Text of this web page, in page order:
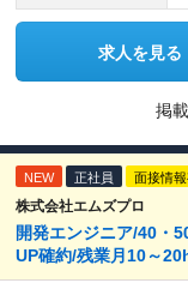
求人を見る
掲
NEW 正社員 面接情
株式会社エムズプロ
開発エンジニア/40・
UP確約/残業月10～